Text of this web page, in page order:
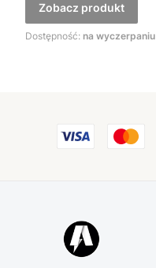
Zobacz produkt
Dostępność: na wyczerpaniu